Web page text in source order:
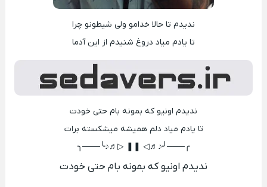
ندیدم تا حالا خدامو ولی شیطونو چرا
تا یادم میاد دروغ شنیدم از این آدما
ندیدم اونیو که بمونه بام حتی خودت
تا یادم میاد دلم همیشه میشکسته برات
╭───╯♪♬◁ ❚❚ ▷♬♪╰───╮
ندیدم اونیو که بمونه بام حتی خودت